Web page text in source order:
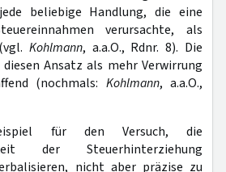
beliebige Handlung, die eine
verursachte, als
Kohlmann, a.a.O., Rdnr. 8). Die
Ansatz als mehr Verwirrung
(nochmals: Kohlmann, a.a.O.,
für den Versuch, die
der Steuerhinterziehung
nicht aber präzise zu